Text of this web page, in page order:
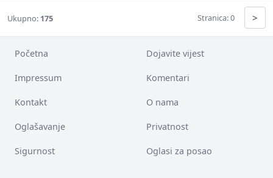
Ukupno: 175 Stranica: 0 >
Početna Dojavite vijest
Impressum Komentari
Kontakt O nama
Oglašavanje Privatnost
Sigurnost Oglasi za posao